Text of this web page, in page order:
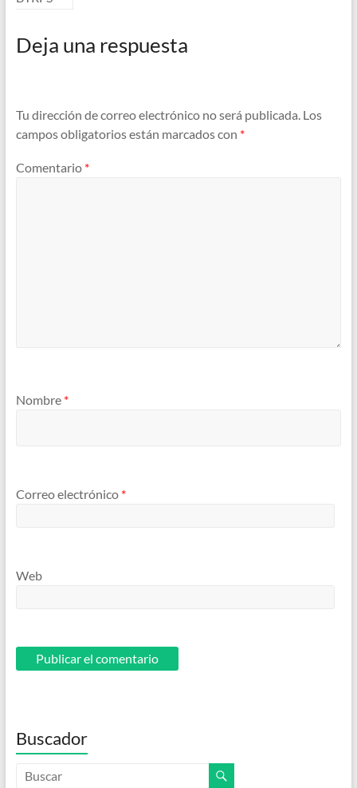
Deja una respuesta
Tu dirección de correo electrónico no será publicada. Los
campos obligatorios están marcados con *
Comentario *
Nombre *
Correo electrónico *
Web
Buscador